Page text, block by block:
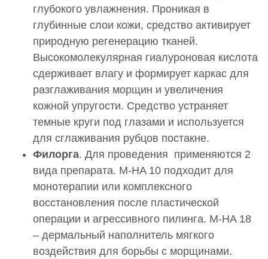
0002322
Введение искусственных имплантатов в мягкие
ткани Коллост (Collost) 15% 1,5 мл
35 500 руб.
0002381
ткани Коллост (Collost) 7% (1,5 мл)
29 500 руб.
0002388
Введение искусственных имплантатов в мягкие
ткани Коллост Микро (Collost Micro) / (ведущий
специалист клиники)
38 000 руб.
Введение искусственных имплантатов в мягкие
ткани Коллост Микро (Collost Micro) + Филорга НСТФ
(Filorga) NCTF 135 HA
глубокого увлажнения. Проникая в
глубинные слои кожи, средство активирует
природную регенерацию тканей.
Высокомолекулярная гиалуроновая кислота
сдерживает влагу и формирует каркас для
разглаживания морщин и увеличения
кожной упругости. Средство устраняет
темные круги под глазами и используется
для сглаживания рубцов постакне.
Филорга. Для проведения применяются 2
вида препарата. M-HA 10 подходит для
монотерапии или комплексного
восстановления после пластической
операции и агрессивного пилинга. M-HA 18
– дермальный наполнитель мягкого
воздействия для борьбы с морщинами.